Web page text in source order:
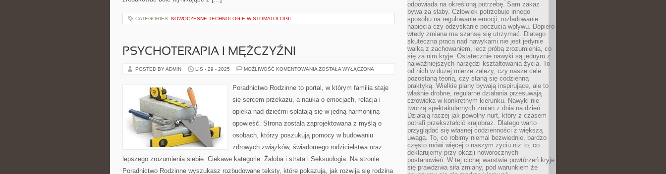
CATEGORIES: NOWOCZESNE TECHNOLOGIE W STOMATOLOGII
PSYCHOTERAPIA I MĘŻCZYŹNI
POSTED BY ADMIN LIS - 29 - 2025 MOŻLIWOŚĆ KOMENTOWANIA PSYCHOTERAPIA
ZOSTAŁA WYŁĄCZONA
Poradnictwo Rodzinne to portal, w którym familia staje
się sercem przekazu, a nauka o emocjach, relacja i
opieka nad dziećmi splatają się w jedną harmonijną
opowieść. Strona została zaprojektowana z myślą o
osobach, którzy poszukują pomocy w budowaniu
zdrowych związków, świadomego rodzicielstwa oraz
lepszego zrozumienia siebie. Ciekawe kategorie: Żałoba i strata i Seksuologia. Na stronie
Poradnictwo Rodzinne wyszukasz rozbudowane teksty, które pokazują, jak rozwija się rodzina
odpowiada na określoną potrzebę. Sam zakaz
bywa za słaby. Człowiek potrzebuje innego
sposobu na regulowanie emocji, rozładowanie
napięcia czy odzyskanie poczucia wpływu. Dopiero
wtedy zmiana ma szansę się utrzymać. Dlatego
skuteczna praca nad nawykami nie jest jedynie
walką z zachowaniem, lecz próbą zrozumienia, co
się za nim kryje. Ostatecznie nawyki są jednym z
najważniejszych narzędzi kształtowania życia. To
od nich w dużej mierze zależy, czy nasze cele
pozostaną teorią, czy staną się codzienną
praktyką. Wielkie plany bywają inspirujące, ale to
właśnie drobne, regularne działania przesuwają
człowieka w konkretnym kierunku. Nawyki nie
tworzą spektakularnych zmian z dnia na dzień.
Działają raczej jak powolny nurt, który z czasem
potrafi przekształcić krajobraz. Dlatego warto
przyglądać się własnej codzienności z większą
uwagą. To, co robimy niemal bezwiednie, bardzo
często mówi więcej o naszym życiu niż to, co
deklarujemy przy okazji noworocznych
postanowień. W tej cichej warstwie powtórzeń kryje
się prawdziwa siła zmiany, pod warunkiem że